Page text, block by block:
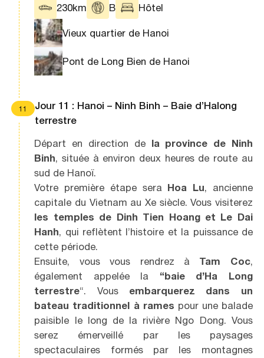
230km
B Hôtel
Vieux quartier de Hanoi
Pont de Long Bien de Hanoi
11
Jour 11 : Hanoi – Ninh Binh – Baie d’Halong
terrestre
Départ en direction de la province de Ninh
Binh, située à environ deux heures de route au
sud de Hanoï.
Votre première étape sera Hoa Lu, ancienne
capitale du Vietnam au Xe siècle. Vous visiterez
les temples de Dinh Tien Hoang et Le Dai
Hanh, qui reflètent l’histoire et la puissance de
cette période.
Ensuite, vous vous rendrez à Tam Coc,
également appelée la “baie d’Ha Long
terrestre“. Vous embarquerez dans un
bateau traditionnel à rames pour une balade
paisible le long de la rivière Ngo Dong. Vous
serez émerveillé par les paysages
spectaculaires formés par les montagnes